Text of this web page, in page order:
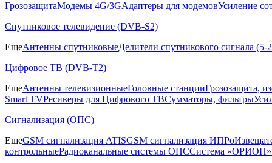
ГрозозащитаМодемы 4G/3GАдаптеры для модемовУсиление
Спутниковое телевидение (DVB-S2)
ЕщеАнтенны спутниковыеДелители спутникового сигнала
Цифровое ТВ (DVB-T2)
ЕщеАнтенны телевизионныеГоловные станцииГрозозащита,
Smart TVРесиверы для Цифрового ТВСумматоры, фильтры
Сигнализация (ОПС)
ЕщеGSM сигнализация ATISGSM сигнализация ИПРо
контрольныеРадиоканальные системы ОПССистема «ОРИОН»